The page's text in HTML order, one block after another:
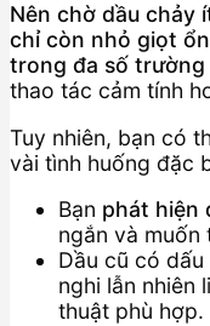
Nên chờ dầu chảy
chỉ còn nhỏ giọt
trong đa số trường
thao tác cảm tính
Tuy nhiên, bạn có
vài tình huống đặc
Bạn phát hiện
ngắn và muốn
Dầu cũ có dấu
nghi lẫn nhiên
thuật phù hợp.